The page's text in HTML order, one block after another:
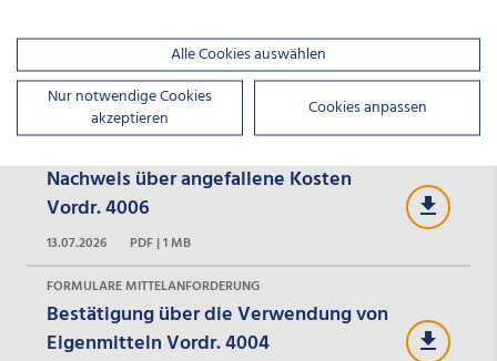
Geldwäschegesetz/Abgabenordnung -
natürliche Personen
20.05.2025
PDF | 356 KB
Nachweis über angefallene Kosten
Vordr. 4006
13.07.2026
PDF | 1 MB
FORMULARE MITTELANFORDERUNG
Bestätigung über die Verwendung von
Eigenmitteln Vordr. 4004
Alle Cookies auswählen
Nur notwendige Cookies
akzeptieren
Cookies anpassen